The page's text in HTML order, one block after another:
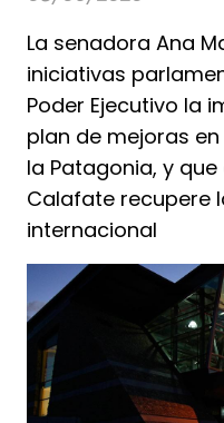
La senadora Ana
iniciativas
Poder Ejecutivo la
plan de mejoras
la Patagonia, y
Calafate recupere
internacional